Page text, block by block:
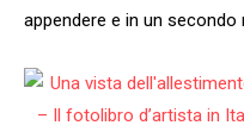
appendere e in un